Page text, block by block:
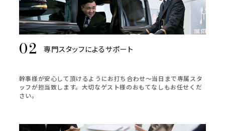
専門スタッフによるサポート
幹事様が安心して頂けるようにお打ち合わせ～当日まで専属スタ
ッフが担当致します。大切なゲスト様のおもてなしもお任せくだ
さい。